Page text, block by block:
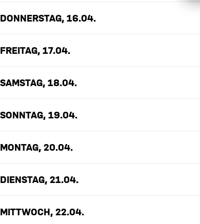
DONNERSTAG, 16.04.
FREITAG, 17.04.
SAMSTAG, 18.04.
SONNTAG, 19.04.
MONTAG, 20.04.
DIENSTAG, 21.04.
MITTWOCH, 22.04.